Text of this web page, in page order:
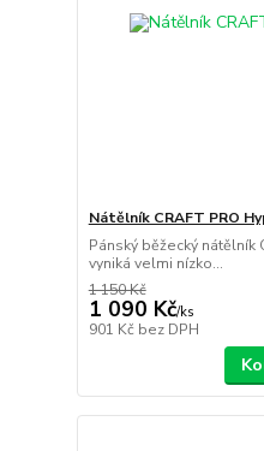
Nátělník CRAFT PRO
Pánský běžecký nátělník
vyniká velmi nízko...
1 150 Kč
1 090 Kč/ks
901 Kč bez DPH